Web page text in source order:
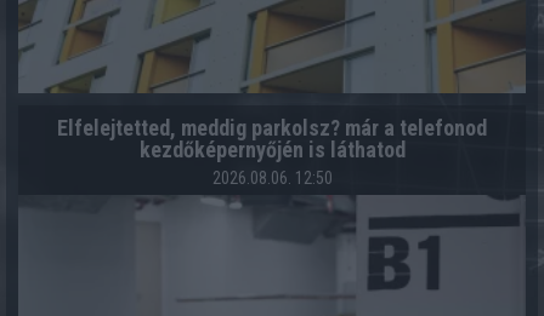
Elfelejtetted, meddig parkolsz? már a telefonod
kezdőképernyőjén is láthatod
2026.08.06. 12:50